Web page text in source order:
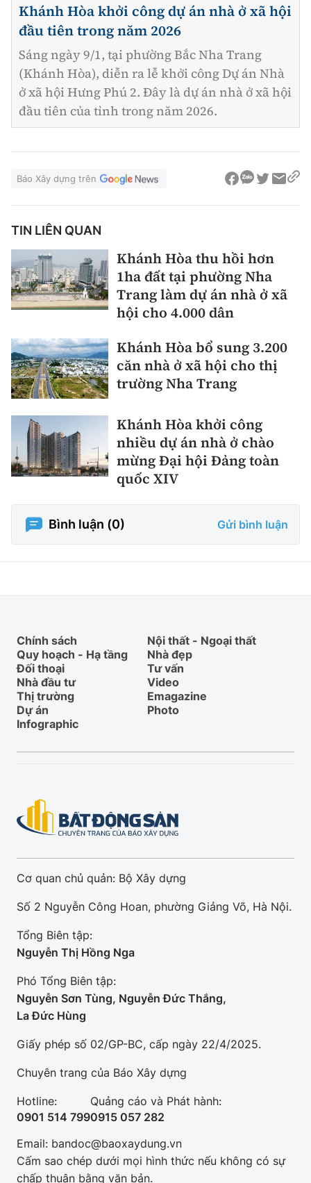
Khánh Hòa khởi công dự án nhà ở xã hội
đầu tiên trong năm 2026
Sáng ngày 9/1, tại phường Bắc Nha Trang
(Khánh Hòa), diễn ra lễ khởi công Dự án Nhà
ở xã hội Hưng Phú 2. Đây là dự án nhà ở xã hội
đầu tiên của tỉnh trong năm 2026.
Báo Xây dựng trên
TIN LIÊN QUAN
Khánh Hòa thu hồi hơn
1ha đất tại phường Nha
Trang làm dự án nhà ở xã
hội cho 4.000 dân
Khánh Hòa bổ sung 3.200
căn nhà ở xã hội cho thị
trường Nha Trang
Khánh Hòa khởi công
nhiều dự án nhà ở chào
mừng Đại hội Đảng toàn
quốc XIV
Bình luận (0) Gửi bình luận
Chính sách
Nội thất - Ngoại thất
Quy hoạch - Hạ tầng
Nhà đẹp
Đối thoại
Tư vấn
Nhà đầu tư
Video
Thị trường
Emagazine
Dự án
Photo
Infographic
Cơ quan chủ quản: Bộ Xây dựng
Số 2 Nguyễn Công Hoan, phường Giảng Võ, Hà Nội.
Tổng Biên tập:
Nguyễn Thị Hồng Nga
Phó Tổng Biên tập:
Nguyễn Sơn Tùng, Nguyễn Đức Thắng,
La Đức Hùng
Giấy phép số 02/GP-BC, cấp ngày 22/4/2025.
Chuyên trang của Báo Xây dựng
Hotline:
0901 514 799
Quảng cáo và Phát hành:
0915 057 282
Email: bandoc@baoxaydung.vn
Cấm sao chép dưới mọi hình thức nếu không có sự
chấp thuận bằng văn bản.